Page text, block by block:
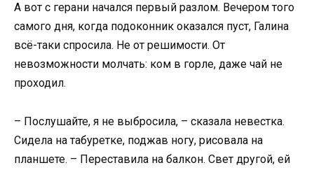
А вот с герани начался первый разлом. Вечером того
самого дня, когда подоконник оказался пуст, Галина
всё-таки спросила. Не от решимости. От
невозможности молчать: ком в горле, даже чай не
проходил.
– Послушайте, я не выбросила, – сказала невестка.
Сидела на табуретке, поджав ногу, рисовала на
планшете. – Переставила на балкон. Свет другой, ей